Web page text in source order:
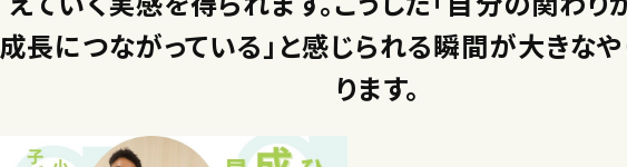
成長につながっている」と感じられる瞬間が大きな
ります。